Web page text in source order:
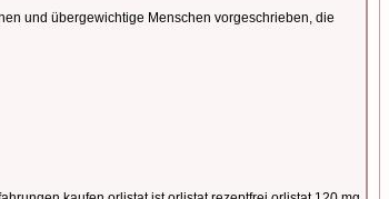
und übergewichtige Menschen vorgeschrieben, die